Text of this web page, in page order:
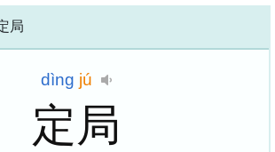
局
dìng jú
定局